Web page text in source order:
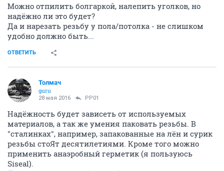
Можно отпилить болгаркой, налепить уголков, но
надёжно ли это будет?
Да и нарезать резьбу у пола/потолка - не слишком
удобно должно быть...
ОТВЕТИТЬ
Толмач
guru
28 мая 2016 PP01
Надёжность будет зависеть от используемых
материалов, а так же умения паковать резьбы. В
"сталинках", например, запакованные на лён и сурик
резьбы стоЯт десятилетиями. Кроме того можно
применить анаэробный герметик (я пользуюсь
Siseal).